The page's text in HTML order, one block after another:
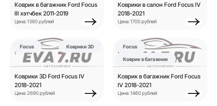
Коврик в багажник Ford Focus
III хэтчбек 2011-2019
Цена: 1380 рублей
Коврики в салон Ford Focus IV
2018-2021
Цена: 1700 рублей
Focus Коврики 3D
Коврики 3D Ford Focus IV
2018-2021
Цена: 2690 рублей
Focus
Коврик в багажник
Коврик в багажник Ford Focus
IV 2018-2021
Цена: 1460 рублей